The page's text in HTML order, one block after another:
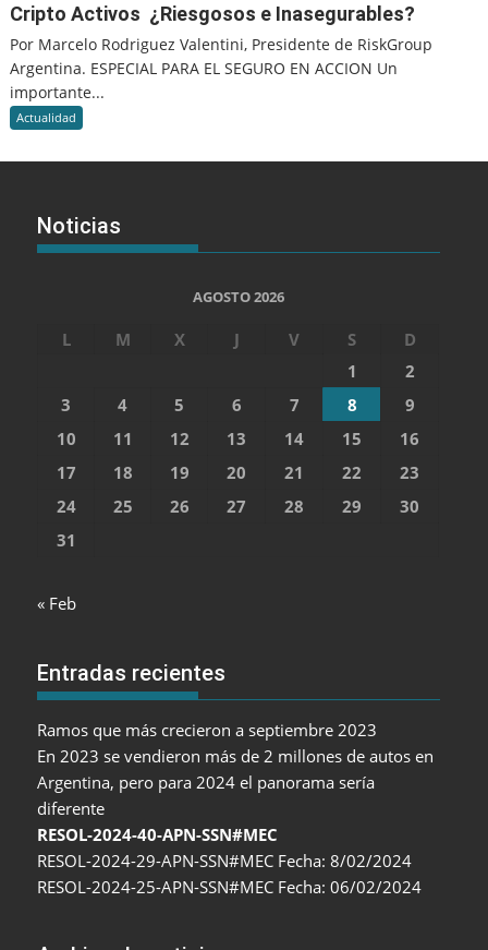
Cripto Activos ¿Riesgosos e Inasegurables?
Por Marcelo Rodriguez Valentini, Presidente de RiskGroup
Argentina. ESPECIAL PARA EL SEGURO EN ACCION Un
importante...
Actualidad
Noticias
AGOSTO 2026
L M X J V S
D
1
2
3
4 5 6 7 8
9
10
11 12 13 14 15
16
17
18 19 20 21 22
23
24
25 26 27 28 29
30
31
« Feb
Entradas recientes
Ramos que más crecieron a septiembre 2023
En 2023 se vendieron más de 2 millones de autos en
Argentina, pero para 2024 el panorama sería
diferente
RESOL-2024-40-APN-SSN#MEC
RESOL-2024-29-APN-SSN#MEC Fecha: 8/02/2024
RESOL-2024-25-APN-SSN#MEC Fecha: 06/02/2024